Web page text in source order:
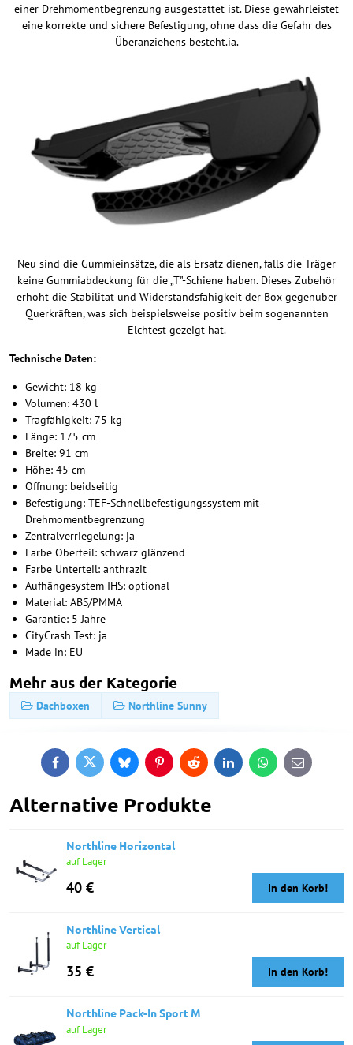
einer Drehmomentbegrenzung ausgestattet ist. Diese gewährleistet
eine korrekte und sichere Befestigung, ohne dass die Gefahr des
Überanziehens besteht.ia.
Neu sind die Gummieinsätze, die als Ersatz dienen, falls die Träger
keine Gummiabdeckung für die „T"-Schiene haben. Dieses Zubehör
erhöht die Stabilität und Widerstandsfähigkeit der Box gegenüber
Querkräften, was sich beispielsweise positiv beim sogenannten
Elchtest gezeigt hat.
Technische Daten:
Gewicht: 18 kg
Volumen: 430 l
Tragfähigkeit: 75 kg
Länge: 175 cm
Breite: 91 cm
Höhe: 45 cm
Öffnung: beidseitig
Befestigung: TEF-Schnellbefestigungssystem mit
Drehmomentbegrenzung
Zentralverriegelung: ja
Farbe Oberteil: schwarz glänzend
Farbe Unterteil: anthrazit
Aufhängesystem IHS: optional
Material: ABS/PMMA
Garantie: 5 Jahre
CityCrash Test: ja
Made in: EU
Mehr aus der Kategorie
Dachboxen Northline Sunny
FacebookTwitterBlueskyPinterestReddit LinkedInWhatsApp
E-
mail
Alternative Produkte
Northline Horizontal
auf Lager
40 € In den Korb!
Northline Vertical
auf Lager
35 € In den Korb!
Northline Pack-In Sport M
auf Lager